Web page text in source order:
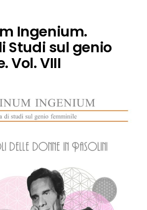
Ingenium.
Studi sul genio
Vol. VIII